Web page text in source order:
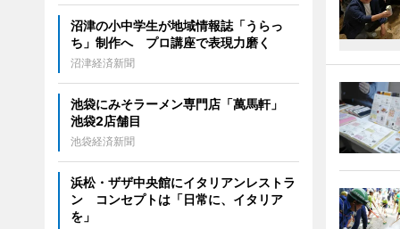
沼津の小中学生が地域情報誌「うらっ
ち」制作へ プロ講座で表現力磨く
沼津経済新聞
池袋にみそラーメン専門店「萬馬軒」
池袋2店舗目
池袋経済新聞
浜松・ザザ中央館にイタリアンレストラ
ン コンセプトは「日常に、イタリア
を」